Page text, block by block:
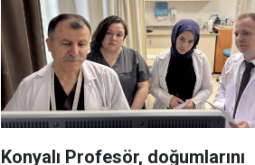
Konyalı Profesör, doğumlarını